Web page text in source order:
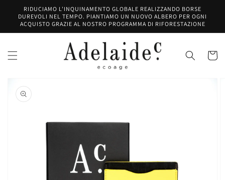
Salta al
contenuto
RIDUCIAMO L'INQUINAMENTO GLOBALE REALIZZANDO BORSE
DUREVOLI NEL TEMPO. PIANTIAMO UN NUOVO ALBERO PER OGNI
ACQUISTO GRAZIE AL NOSTRO PROGRAMMA DI RIFORESTAZIONE
Carrello
informazioni
sul prodotto
media